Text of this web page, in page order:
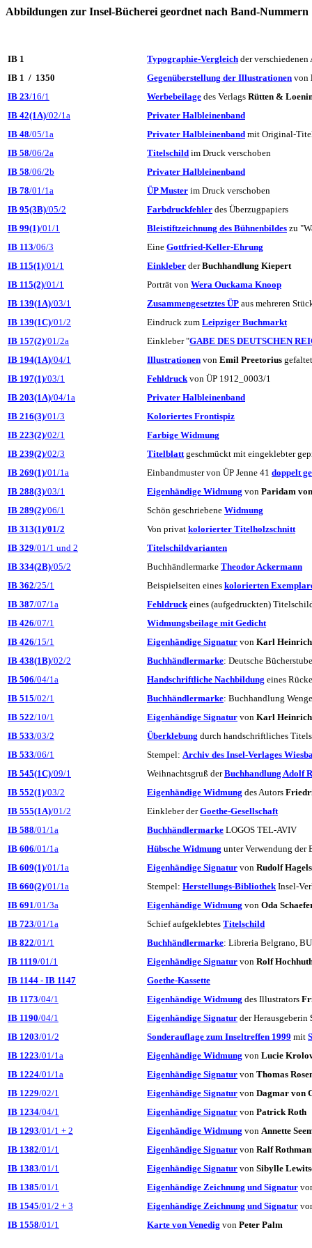
Abbildungen zur Insel-Bücherei geordnet nach Band-Nummern
IB 1 Typographie-Vergleich der verschiedenen
IB 1 / 1350 Gegenüberstellung der Illustrationen von
IB 23/16/1 Werbebeilage des Verlags Rütten &
IB 42(1A)/02/1a
Privater Halbleinenband
IB 48/05/1a Privater Halbleinenband mit Original-
IB 58/06/2a Titelschild im Druck verschoben
IB 58/06/2b
Privater Halbleinenband
IB 78/01/1a ÜP Muster im Druck verschoben
IB 95(3B)/05/2 Farbdruckfehler des Überzugpapiers
IB 99(1)/01/1 Bleistiftzeichnung des Bühnenbildes zu
IB 113/06/3 Eine Gottfried-Keller-Ehrung
IB 115(1)/01/1 Einkleber derBuchhandlung Kiepert
IB 115(2)/01/1 Porträt von Wera Ouckama Knoop
IB 139(1A)/03/1 Zusammengesetztes ÜP aus mehreren
IB 139(1C)/01/2 Eindruck zum Leipziger Buchmarkt
IB 157(2)/01/2a Einkleber "GABE DES DEUTSCHEN
IB 194(1A)/04/1 Illustrationen von Emil Preetorius
IB 197(1)/03/1 Fehldruckvon ÜP 1912_0003/1
IB 203(1A)/04/1a
Privater Halbleinenband
IB 216(3)/01/3
Koloriertes Frontispiz
IB 223(2)/02/1
Farbige Widmung
IB 239(2)/02/3 Titelblatt geschmückt mit eingeklebter
IB 269(1)/01/1a Einbandmuster von ÜP Jenne 41 doppelt
IB 288(3)/03/1 Eigenhändige Widmung von Paridam
IB 289(2)/06/1 Schön geschriebene Widmung
IB 313(1)/01/2
Von privat kolorierter Titelholzschnitt
IB 329/01/1 und 2
Titelschildvarianten
IB 334(2B)/05/2 Buchhändlermarke Theodor Ackermann
IB 362/25/1 Beispielseiten eines kolorierten
IB 387/07/1a Fehldruckeines (aufgedruckten)
IB 426/07/1
Widmungsbeilage mit Gedicht
IB 426/15/1 Eigenhändige Signatur von Karl
IB 438(1B)/02/2 Buchhändlermarke: Deutsche
IB 506/04/1a Handschriftliche Nachbildung eines
IB 515/02/1 Buchhändlermarke: Buchhandlung
IB 522/10/1 Eigenhändige Signatur von Karl
IB 533/03/2 Überklebung durch handschriftliches
IB 533/06/1 Stempel: Archiv des Insel-Verlages
IB 545(1C)/09/1 Weihnachtsgruß derBuchhandlung Adolf
IB 552(1)/03/2 Eigenhändige Widmung des Autors
IB 555(1A)/01/2 Einkleber derGoethe-Gesellschaft
IB 588/01/1a Buchhändlermarke LOGOS TEL-AVIV
IB 606/01/1a Hübsche Widmung unter Verwendung der
IB 609(1)/01/1a Eigenhändige Signatur von Rudolf
IB 660(2)/01/1a Stempel: Herstellungs-BibliothekInsel-
IB 691/01/3a Eigenhändige Widmung von Oda
IB 723/01/1a Schief aufgeklebtes Titelschild
IB 822/01/1 Buchhändlermarke: Libreria Belgrano,
IB 1119/01/1 Eigenhändige Signatur von Rolf
IB 1144 - IB 1147
Goethe-Kassette
IB 1173/04/1 Eigenhändige Widmung des Illustrators
IB 1190/04/1 Eigenhändige Signatur der Herausgeberin
IB 1203/01/2 Sonderauflage zum Inseltreffen 1999 mit
IB 1223/01/1a Eigenhändige Widmung von Lucie
IB 1224/01/1a Eigenhändige Signatur von Thomas
IB 1229/02/1 Eigenhändige Signatur von Dagmar von
IB 1234/04/1 Eigenhändige Signatur von Patrick Roth
IB 1293/01/1 + 2 Eigenhändige Widmung von Annette
IB 1382/01/1 Eigenhändige Signatur von Ralf
IB 1383/01/1 Eigenhändige Signatur von Sibylle
IB 1385/01/1 Eigenhändige Zeichnung und Signatur
IB 1545/01/2 + 3 Eigenhändige Zeichnung und Signatur
IB 1558/01/1 Karte von Venedig von Peter Palm